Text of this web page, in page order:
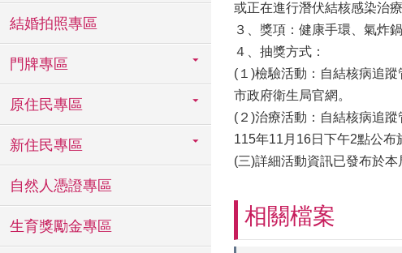
結婚拍照專區
門牌專區
原住民專區
新住民專區
自然人憑證專區
生育獎勵金專區
或正在進行潛伏結核感染治
３、獎項：健康手環、氣炸
４、抽獎方式：
(１)檢驗活動：自結核病追
市政府衛生局官網。
(２)治療活動：自結核病追
115年11月16日下午2點公布
(三)詳細活動資訊已發布於本
相關檔案